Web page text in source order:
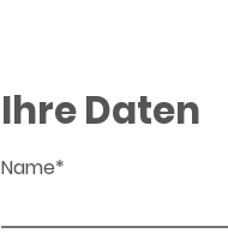
Ihre Daten
Name*